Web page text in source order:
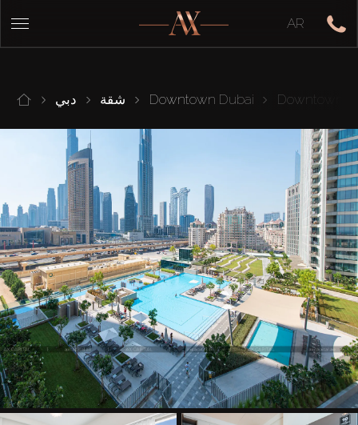
AR
دبي شقة Downtown Dubai Downtown